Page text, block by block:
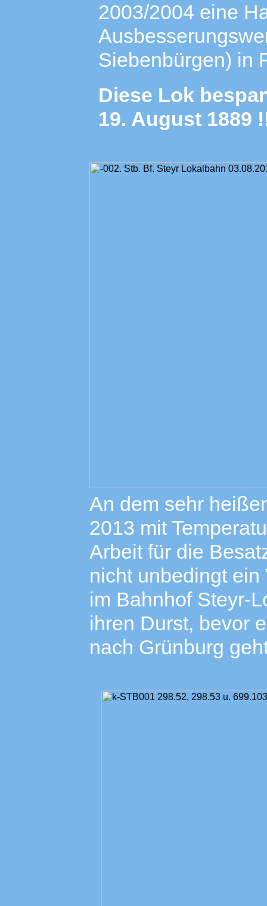
2003/2004 eine
Siebenbürgen) in
Diese Lok
19. August 1889
An dem sehr
2013 mit
Arbeit für die
nicht unbedingt
im Bahnhof Steyr-
ihren Durst, bevor
nach Grünburg